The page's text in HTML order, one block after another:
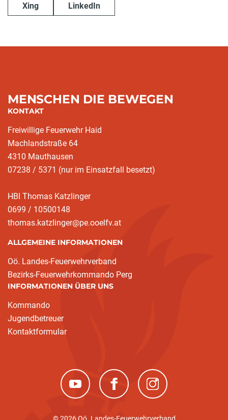
Xing LinkedIn
MENSCHEN DIE BEWEGEN
KONTAKT
Freiwillige Feuerwehr Haid
Machlandstraße 64
4310 Mauthausen
07238 / 5371 (nur im Einsatzfall besetzt)
HBI Thomas Katzlinger
0699 / 10500148
thomas.katzlinger@pe.ooelfv.at
ALLGEMEINE INFORMATIONEN
Oö. Landes-Feuerwehrverband
Bezirks-Feuerwehrkommando Perg
INFORMATIONEN ÜBER UNS
Kommando
Jugendbetreuer
Kontaktformular
(neues Fenster)(neues Fenster)(neues Fenster)